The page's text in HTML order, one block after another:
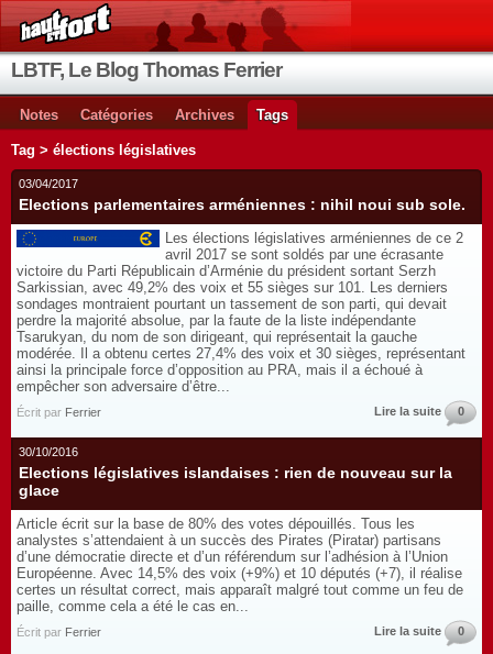
LBTF, Le Blog Thomas Ferrier
Notes Catégories Archives Tags
Tag > élections législatives
03/04/2017
Elections parlementaires arméniennes : nihil noui sub sole.
Les élections législatives arméniennes de ce 2
avril 2017 se sont soldés par une écrasante
victoire du Parti Républicain d’Arménie du président sortant Serzh
Sarkissian, avec 49,2% des voix et 55 sièges sur 101. Les derniers
sondages montraient pourtant un tassement de son parti, qui devait
perdre la majorité absolue, par la faute de la liste indépendante
Tsarukyan, du nom de son dirigeant, qui représentait la gauche
modérée. Il a obtenu certes 27,4% des voix et 30 sièges, représentant
ainsi la principale force d’opposition au PRA, mais il a échoué à
empêcher son adversaire d’être...
Écrit par Ferrier Lire la suite 0
30/10/2016
Elections législatives islandaises : rien de nouveau sur la
glace
Article écrit sur la base de 80% des votes dépouillés. Tous les
analystes s’attendaient à un succès des Pirates (Piratar) partisans
d’une démocratie directe et d’un référendum sur l’adhésion à l’Union
Européenne. Avec 14,5% des voix (+9%) et 10 députés (+7), il réalise
certes un résultat correct, mais apparaît malgré tout comme un feu de
paille, comme cela a été le cas en...
Écrit par Ferrier Lire la suite 0